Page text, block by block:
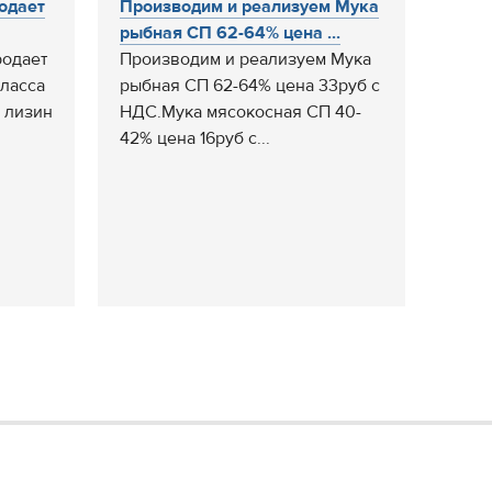
лизин
Производим и реализуем Мука
рыбная СП 62-64% цена ...
Производим и реализуем Мука
рыбная СП 62-64% цена 33руб с
НДС.Мука мясокосная СП 40-
42% цена 16руб с...